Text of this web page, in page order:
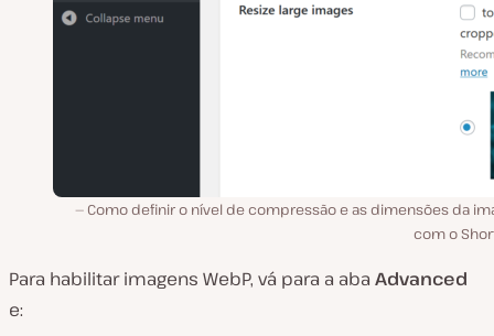
Como definir o nível de compressão e as dimensões da
com o
Para habilitar imagens WebP, vá para a aba Advanced
e: